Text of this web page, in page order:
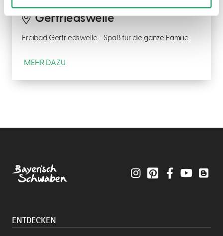
GERSTHOFEN
Gerfriedswelle
Freibad Gerfriedswelle - Spaß für die ganze Familie.
MEHR DAZU
InstagramPinterestFacebookYouTube
ENTDECKEN